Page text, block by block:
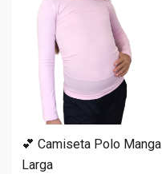
💕 Camiseta Polo Manga
Larga